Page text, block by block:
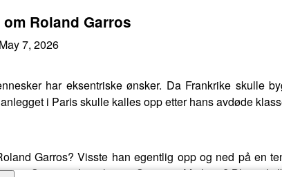
Roland Garros
7, 2026
har eksentriske ønsker. Da Frankrike skulle
i Paris skulle kalles opp etter hans avdøde
Garros? Visste han egentlig opp og ned på en
Suzanne Lenglen og Simonne Mathieu? Bli med